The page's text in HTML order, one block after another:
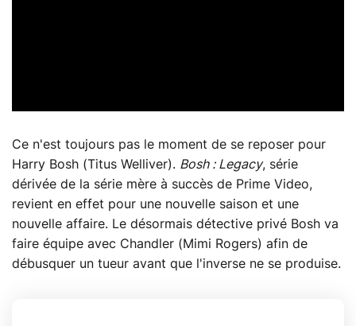
Ce n'est toujours pas le moment de se reposer pour
Harry Bosh (Titus Welliver). Bosh : Legacy, série
dérivée de la série mère à succès de Prime Video,
revient en effet pour une nouvelle saison et une
nouvelle affaire. Le désormais détective privé Bosh va
faire équipe avec Chandler (Mimi Rogers) afin de
débusquer un tueur avant que l'inverse ne se produise.